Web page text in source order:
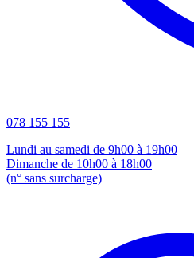
078 155 155
Lundi au samedi de 9h00 à 19h00
Dimanche de 10h00 à 18h00
(n° sans surcharge)